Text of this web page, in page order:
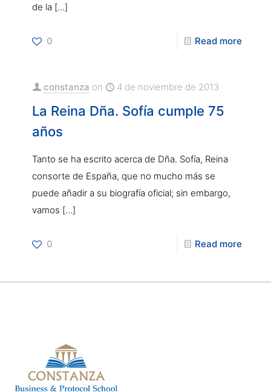
de la […]
0 Read more
constanza on 4 de noviembre de 2013
La Reina Dña. Sofía cumple 75
años
Tanto se ha escrito acerca de Dña. Sofía, Reina
consorte de España, que no mucho más se
puede añadir a su biografía oficial; sin embargo,
vamos […]
0 Read more